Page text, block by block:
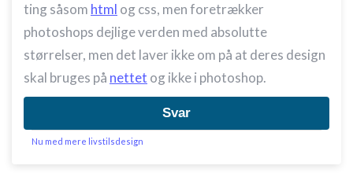
ting såsom html og css, men foretrækker
photoshops dejlige verden med absolutte
størrelser, men det laver ikke om på at deres design
skal bruges på nettet og ikke i photoshop.
Svar
Nu med mere livstilsdesign